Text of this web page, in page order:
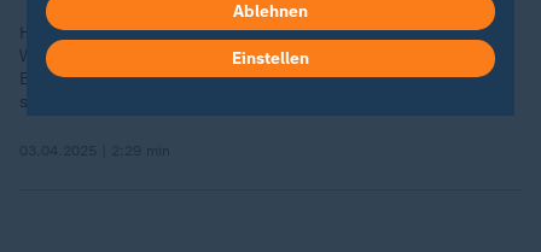
Hans-Joachim Watzke und Bernd Neuendorf stehen vor der
Wiederwahl in ihren Ämtern. Eine Bestätigung hätte großen
Einfluss im Hinblick auf die Frauen-EM 2029 für die der DFB
sich beworben hat.
Ablehnen
Einstellen